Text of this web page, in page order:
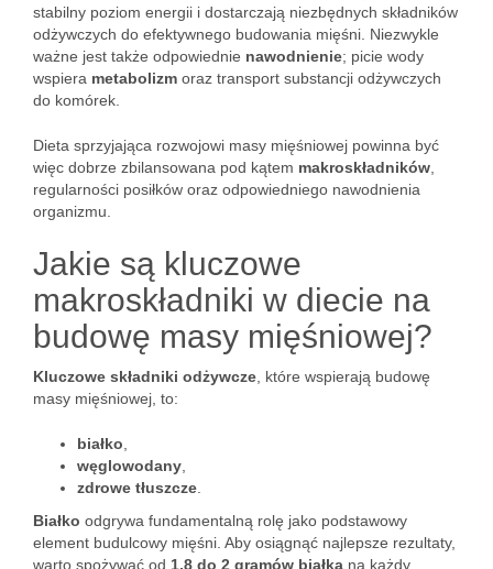
stabilny poziom energii i dostarczają niezbędnych składników
odżywczych do efektywnego budowania mięśni. Niezwykle
ważne jest także odpowiednie nawodnienie; picie wody
wspiera metabolizm oraz transport substancji odżywczych
do komórek.
Dieta sprzyjająca rozwojowi masy mięśniowej powinna być
więc dobrze zbilansowana pod kątem makroskładników
regularności posiłków oraz odpowiedniego nawodnienia
organizmu.
Jakie są kluczowe
makroskładniki w diecie na
budowę masy mięśniowej?
Kluczowe składniki odżywcze , które wspierają budowę
masy mięśniowej, to:
białko
węglowodany
zdrowe tłuszcze
Białko odgrywa fundamentalną rolę jako podstawowy
element budulcowy mięśni. Aby osiągnąć najlepsze rezultaty,
warto spożywać od 1,8 do 2 gramów białka na każdy